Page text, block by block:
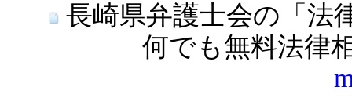
長崎県弁護士会の「
何でも無料法律